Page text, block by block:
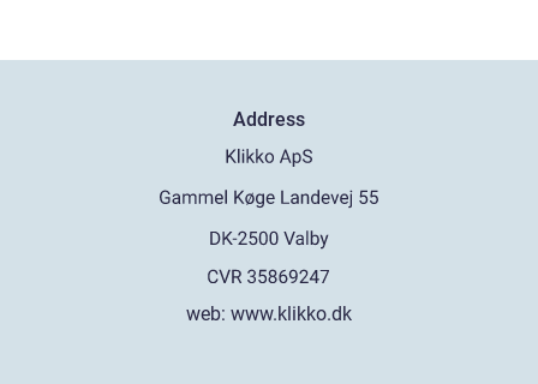
Address
web: www.klikko.dk